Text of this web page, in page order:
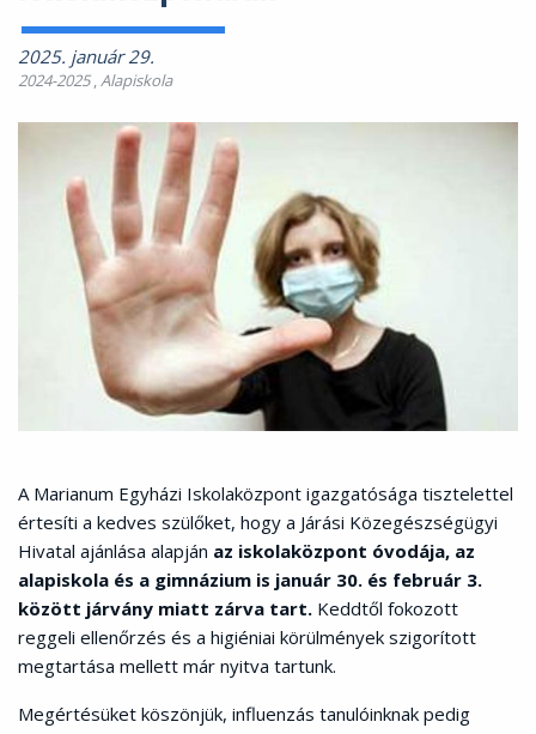
2025. január 29.
2024-2025,Alapiskola
A Marianum Egyházi Iskolaközpont igazgatósága tisztelettel
értesíti a kedves szülőket, hogy a Járási Közegészségügyi
Hivatal ajánlása alapján az iskolaközpont óvodája, az
alapiskola és a gimnázium is január 30. és február 3.
között járvány miatt zárva tart. Keddtől fokozott
reggeli ellenőrzés és a higiéniai körülmények szigorított
megtartása mellett már nyitva tartunk.
Megértésüket köszönjük, influenzás tanulóinknak pedig